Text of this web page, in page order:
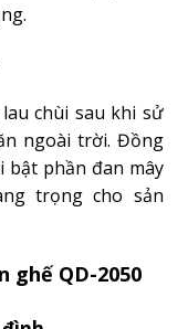
chùi sau khi sử
ngoài trời. Đồng
phần đan mây
trọng cho sản
ghế QD-2050